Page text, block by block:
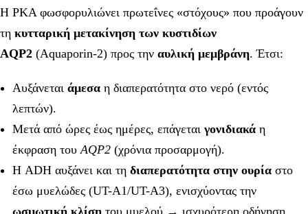
Η PKA φωσφορυλιώνει πρωτεΐνες «στόχους» που προάγουν
τη κυτταρική μετακίνηση των κυστιδίων
AQP2 (Aquaporin-2) προς την αυλική μεμβράνη. Έτσι:
Αυξάνεται άμεσα η διαπερατότητα στο νερό (εντός
λεπτών).
Μετά από ώρες έως ημέρες, επάγεται γονιδιακά η
έκφραση του AQP2 (χρόνια προσαρμογή).
Η ADH αυξάνει και τη διαπερατότητα στην ουρία στο
έσω μυελώδες (UT-A1/UT-A3), ενισχύοντας την
ωσμωτική κλίση του μυελού → ισχυρότερη οδήγηση